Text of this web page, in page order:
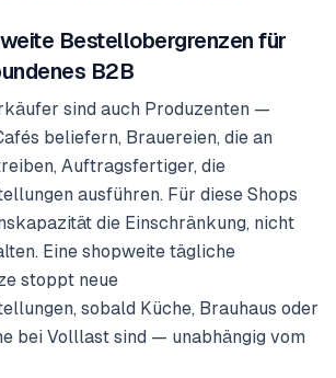
Bestellobergrenzen für
B2B
sind auch Produzenten —
beliefern, Brauereien, die an
Auftragsfertiger, die
ausführen. Für diese Shops
die Einschränkung, nicht
Eine shopweite tägliche
stoppt neue
sobald Küche, Brauhaus oder
bei Volllast sind — unabhängig vom